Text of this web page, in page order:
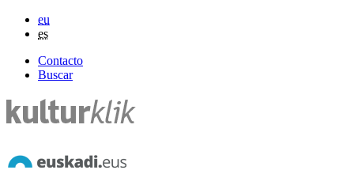
eu
es
Contacto
Buscar